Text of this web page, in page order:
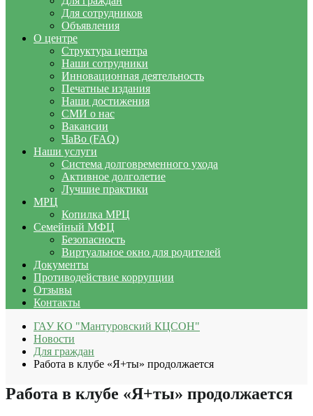
Для сотрудников
Объявления
О центре
Структура центра
Наши сотрудники
Инновационная деятельность
Печатные издания
Наши достижения
СМИ о нас
Вакансии
ЧаВо (FAQ)
Наши услуги
Система долговременного ухода
Активное долголетие
Лучшие практики
МРЦ
Копилка МРЦ
Семейный МФЦ
Безопасность
Виртуальное окно для родителей
Документы
Противодействие коррупции
Отзывы
Контакты
ГАУ КО "Мантуровский КЦСОН"
Новости
Для граждан
Работа в клубе «Я+ты» продолжается
Работа в клубе «Я+ты» продолжается